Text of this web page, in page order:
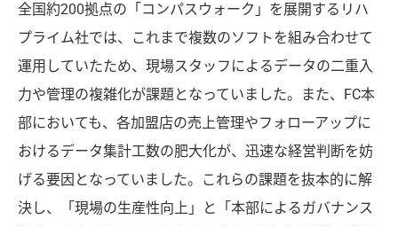
全国約200拠点の「コンパスウォーク」を展開するリハ
プライム社では、これまで複数のソフトを組み合わせて
運用していたため、現場スタッフによるデータの二重入
力や管理の複雑化が課題となっていました。また、FC本
部においても、各加盟店の売上管理やフォローアップに
おけるデータ集計工数の肥大化が、迅速な経営判断を妨
げる要因となっていました。これらの課題を抜本的に解
決し、「現場の生産性向上」と「本部によるガバナンス